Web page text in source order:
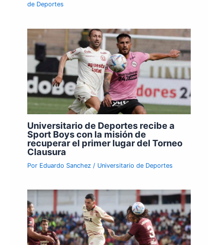
de Deportes
Universitario de Deportes recibe a
Sport Boys con la misión de
recuperar el primer lugar del Torneo
Clausura
Por Eduardo Sanchez / Universitario de Deportes